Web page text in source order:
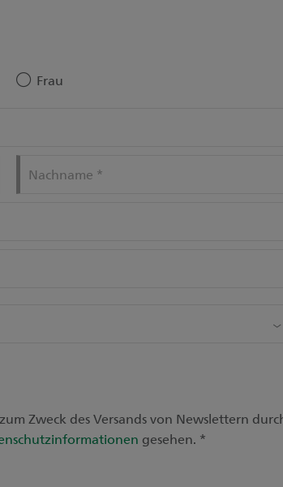
Frau
Nachname *
Zweck des Versands von Newslettern
gesehen. *